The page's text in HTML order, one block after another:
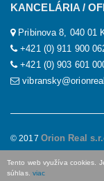
Tento web využíva cookies.
súhlas. viac
KANCELÁRIA /
Pribinova 8, 040 01
+421 (0) 911 900
+421 (0) 903 601
© 2017 Orion Real